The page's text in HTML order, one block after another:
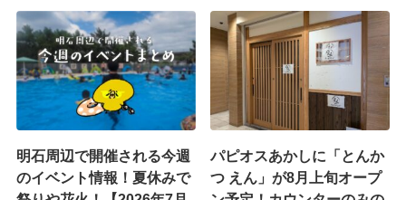
明石周辺で開催される今週
のイベント情報！夏休みで
パピオスあかしに「とんか
つ えん」が8月上旬オープ